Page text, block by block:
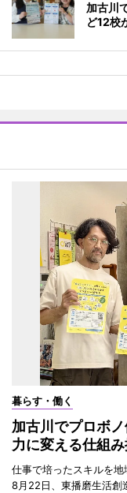
加古川
ど12校
暮らす・働く
加古川でプロボ
力に変える仕組
仕事で培ったスキルを
8月22日、東播磨生活創